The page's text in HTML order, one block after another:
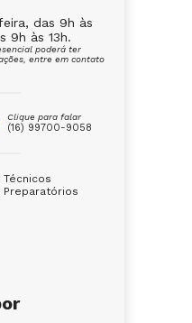
das 9h às
9h às 13h.
poderá ter
entre em contato
Clique para falar
(16) 99700-9058
Técnicos
Preparatórios